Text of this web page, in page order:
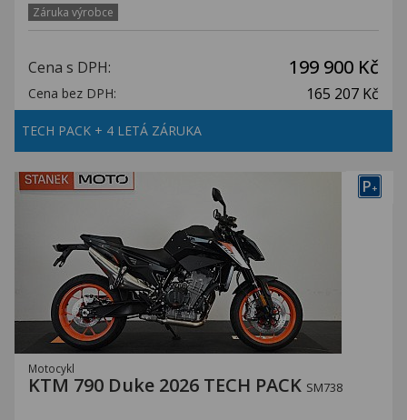
Záruka výrobce
Cena s DPH: 199 900 Kč
Cena bez DPH: 165 207 Kč
TECH PACK + 4 LETÁ ZÁRUKA
P+
Motocykl
KTM 790 Duke 2026 TECH PACK SM738